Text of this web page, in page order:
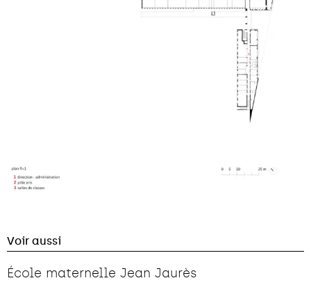
Voir aussi
École maternelle Jean Jaurès